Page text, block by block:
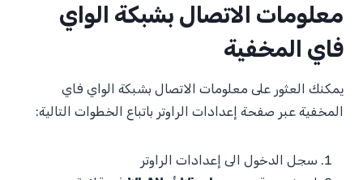
معلومات الاتصال بشبكة الواي
فاي المخفية
يمكنك العثور على معلومات الاتصال بشبكة الواي فاي
المخفية عبر صفحة إعدادات الراوتر باتباع الخطوات التالية:
سجل الدخول الى إعدادات الراوتر